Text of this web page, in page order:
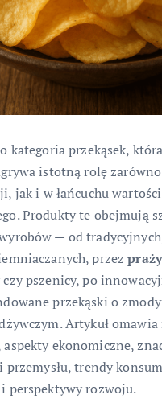
kategoria przekąsek,
istotną rolę
jak i w łańcuchu
Produkty te obejmują
— od
przez
pszenicy, po
przekąski o
Artykuł
aspekty ekonomiczne,
trendy
perspektywy rozwoju.